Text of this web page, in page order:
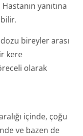
yanıtına
bireyler arası
kere
olarak
içinde, çoğu
ve bazen de